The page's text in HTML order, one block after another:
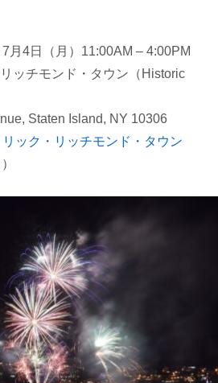
月4日（月） 11:00AM – 4:00PM
ッチモンド・タウン （ Historic
Island, NY 10306
リック・リッチモンド・タウン